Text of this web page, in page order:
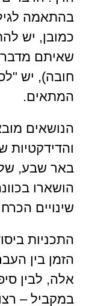
בהתאמה
כמובן, יש
שאיתם
חובה), יש
המתאים.
הנושאים
והדידקטיות
באר שבע,
הושארו
שינויים
התכניות
הזמן בין
אלה, לבין
במקביל –